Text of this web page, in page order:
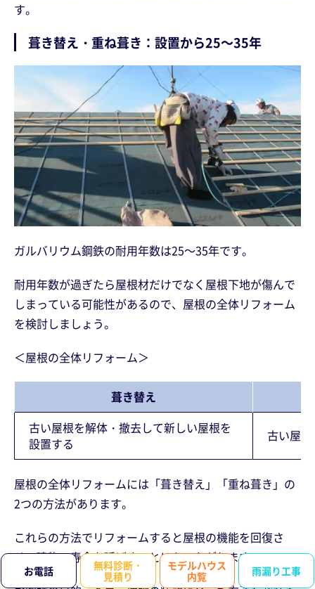
す。
葺き替え・重ね葺き：設置から25～35年
ガルバリウム鋼鉄の耐用年数は25～35年です。
耐用年数が過ぎたら屋根材だけでなく屋根下地が傷んで
しまっている可能性があるので、屋根の全体リフォーム
を検討しましょう。
＜屋根の全体リフォーム＞
葺き替え
古い屋根を解体・撤去して新しい屋根を
設置する
古い屋
屋根の全体リフォームには「葺き替え」「重ね葺き」の
2つの方法があります。
これらの方法でリフォームすると屋根の機能を回復さ
せ、建物の寿命を延ばすことにもつながります。
お電話
無料診断・
見積り
モデルハウス
内覧
雨漏り工事